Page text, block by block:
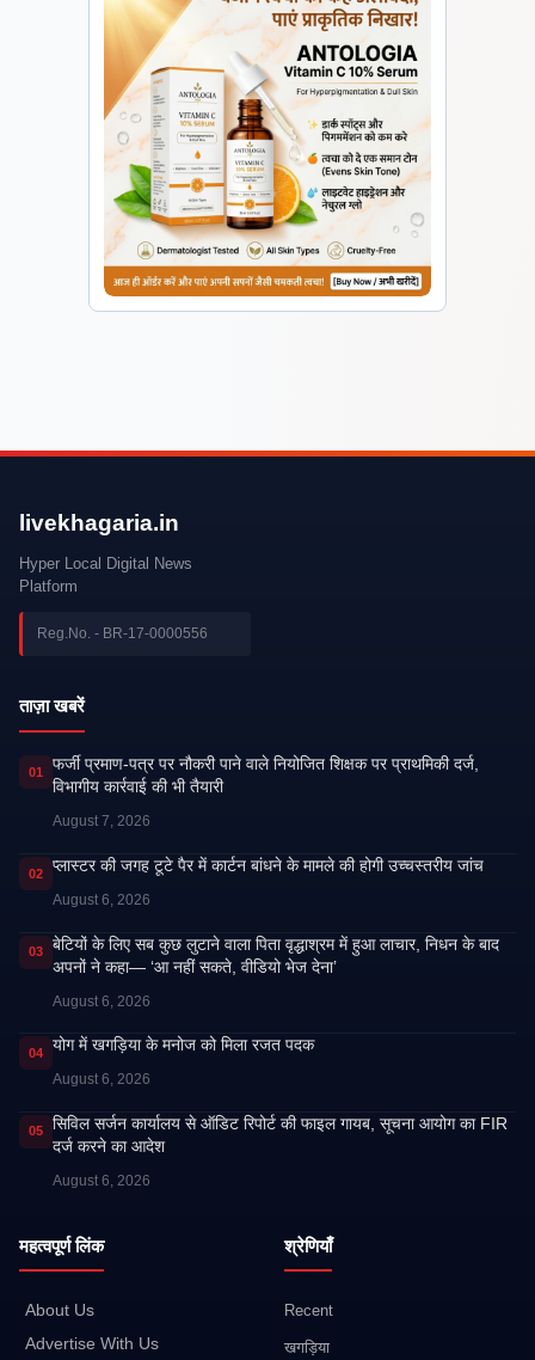
livekhagaria.in
Hyper Local Digital News
Platform
Reg.No. - BR-17-0000556
ताज़ा खबरें
01
फर्जी प्रमाण-पत्र पर नौकरी पाने वाले नियोजित शिक्षक पर प्राथमिकी दर्ज,
विभागीय कार्रवाई की भी तैयारी
August 7, 2026
02 प्लास्टर की जगह टूटे पैर में कार्टन बांधने के मामले की होगी उच्चस्तरीय जांच
August 6, 2026
03
बेटियों के लिए सब कुछ लुटाने वाला पिता वृद्धाश्रम में हुआ लाचार, निधन के बाद
अपनों ने कहा— ‘आ नहीं सकते, वीडियो भेज देना’
August 6, 2026
04 ​योग में खगड़िया के मनोज को मिला रजत पदक
August 6, 2026
05
सिविल सर्जन कार्यालय से ऑडिट रिपोर्ट की फाइल गायब, सूचना आयोग का FIR
दर्ज करने का आदेश
August 6, 2026
महत्वपूर्ण लिंक
About Us
Advertise With Us
श्रेणियाँ
Recent
खगड़िया